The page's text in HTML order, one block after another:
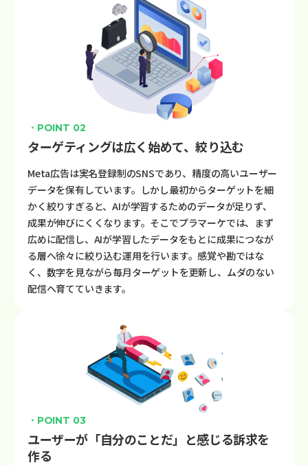
・POINT 02
ターゲティングは広く始めて、絞り込む
Meta広告は実名登録制のSNSであり、精度の高いユーザー
データを保有しています。しかし最初からターゲットを細
かく絞りすぎると、AIが学習するためのデータが足りず、
成果が伸びにくくなります。そこでプラマーケでは、まず
広めに配信し、AIが学習したデータをもとに成果につなが
る層へ徐々に絞り込む運用を行います。感覚や勘ではな
く、数字を見ながら毎月ターゲットを更新し、ムダのない
配信へ育てていきます。
・POINT 03
ユーザーが「自分のことだ」と感じる訴求を
作る